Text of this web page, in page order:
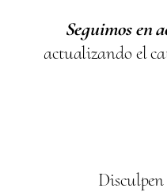
Seguimos en
actualizando el